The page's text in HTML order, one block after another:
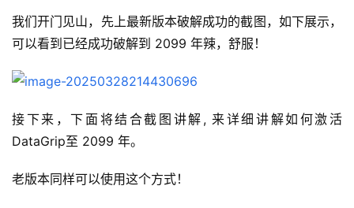
我们开门见山，先上最新版本破解成功的截图，如下展示，
可以看到已经成功破解到 2099 年辣，舒服！
接下来，下面将结合截图讲解, 来详细讲解如何激活
DataGrip至 2099 年。
老版本同样可以使用这个方式！